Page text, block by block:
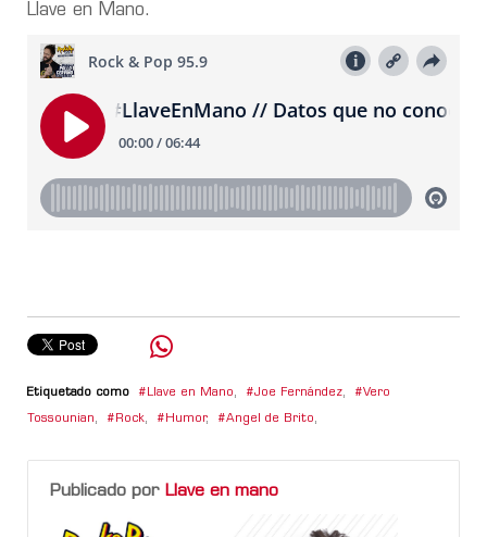
Llave en Mano.
Etiquetado como Llave en Mano, Joe Fernández, Vero
Tossounian, Rock, Humor, Angel de Brito,
Publicado por Llave en mano